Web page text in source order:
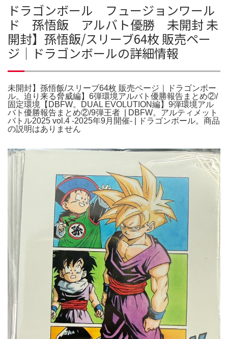
ドラゴンボール フュージョンワール
ド 孫悟飯 アルバト優勝 未開封 未
開封】孫悟飯/スリーブ64枚 販売ペー
ジ｜ドラゴンボールの詳細情報
未開封】孫悟飯/スリーブ64枚 販売ページ｜ドラゴンボー
ル。迫り来る脅威編】6弾環境アルバト優勝報告まとめ②/
固定環境【DBFW。DUAL EVOLUTION編】9弾環境アル
バト優勝報告まとめ②/9弾王者 | DBFW。アルティメット
バトル2025 vol.4 -2025年9月開催- | ドラゴンボール。商品
の説明はありません